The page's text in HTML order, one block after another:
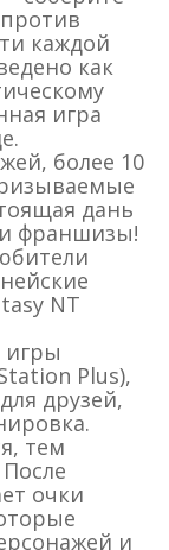
каждой
как
игра
более 10
дань
франшизы!
NT
игры
Plus),
друзей,
тем
очки
и